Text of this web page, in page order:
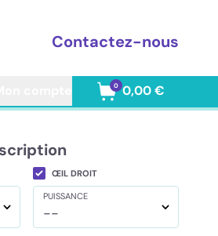
Contactez-nous
0 0,00 €
ŒIL DROIT
PUISSANCE
--